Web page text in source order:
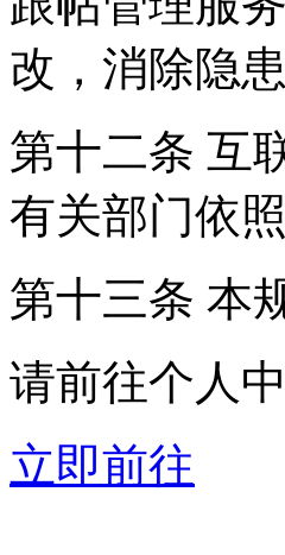
改，消除隐患
第十二条 互
有关部门依
第十三条 本
请前往个人
立即前往